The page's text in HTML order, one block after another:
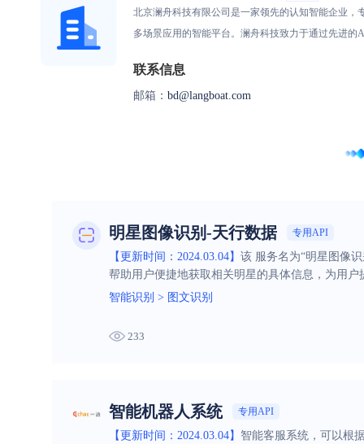
北京澜舟科技有限公司是一家领先的认知智能企业
多场景应用的智能平台。澜舟科技致力于通过先进
联系信息
邮箱：bd@langboat.com
明星图像识别-天行数据 专用API
【更新时间：2024.03.04】 该 服务名为“明星图像
帮助用户便捷地获取相关明星的具体信息，为用
智能识别 > 图文识别
233
智能机器人系统 专用API
【更新时间：2024.03.04】 智能客服系统，可以根